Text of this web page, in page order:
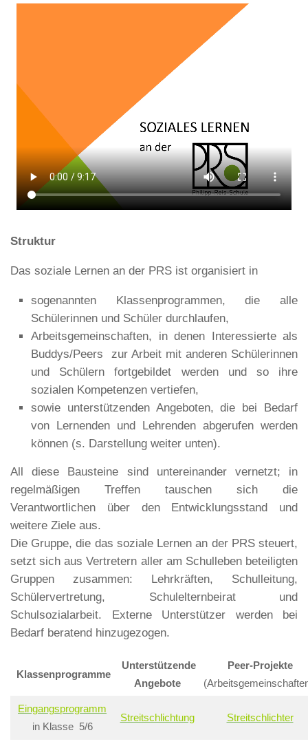
Struktur
Das soziale Lernen an der PRS ist organisiert in
sogenannten Klassenprogrammen, die alle
Schülerinnen und Schüler durchlaufen,
Arbeitsgemeinschaften, in denen Interessierte als
Buddys/Peers zur Arbeit mit anderen Schülerinnen
und Schülern fortgebildet werden und so ihre
sozialen Kompetenzen vertiefen,
sowie unterstützenden Angeboten, die bei Bedarf
von Lernenden und Lehrenden abgerufen werden
können (s. Darstellung weiter unten).
All diese Bausteine sind untereinander vernetzt; in
regelmäßigen Treffen tauschen sich die
Verantwortlichen über den Entwicklungsstand und
weitere Ziele aus.
Die Gruppe, die das soziale Lernen an der PRS steuert,
setzt sich aus Vertretern aller am Schulleben beteiligten
Gruppen zusammen: Lehrkräften, Schulleitung,
Schülervertretung, Schulelternbeirat und
Schulsozialarbeit. Externe Unterstützer werden bei
Bedarf beratend hinzugezogen.
Klassenprogramme
Unterstützende
Angebote
Peer-Projekte
Eingangsprogramm
in Klasse 5/6
Streitschlichtung Streitschlichter